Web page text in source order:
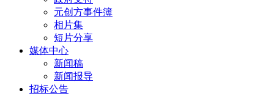
元创方事件簿
相片集
短片分享
媒体中心
新闻稿
新闻报导
招标公告